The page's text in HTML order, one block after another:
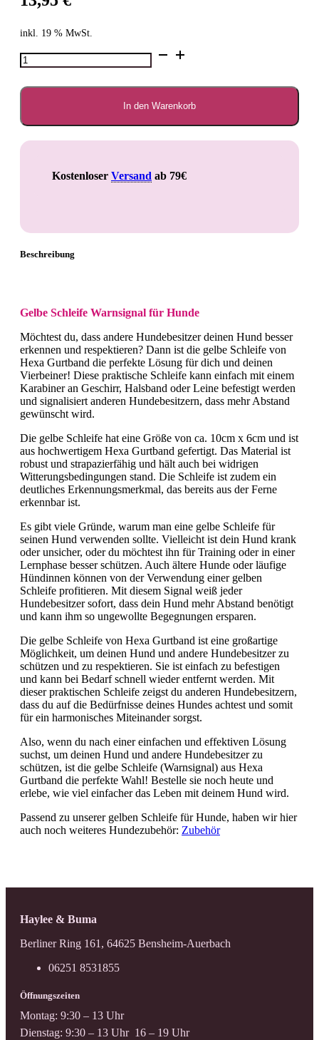
inkl. 19 % MwSt.
Gelbe
Schleife
für
In den Warenkorb
Kostenloser Versand ab 79€
Beschreibung
Gelbe Schleife Warnsignal für Hunde
Möchtest du, dass andere Hundebesitzer deinen Hund besser
erkennen und respektieren? Dann ist die gelbe Schleife von
Hexa Gurtband die perfekte Lösung für dich und deinen
Vierbeiner! Diese praktische Schleife kann einfach mit einem
Karabiner an Geschirr, Halsband oder Leine befestigt werden
und signalisiert anderen Hundebesitzern, dass mehr Abstand
gewünscht wird.
Die gelbe Schleife hat eine Größe von ca. 10cm x 6cm und ist
aus hochwertigem Hexa Gurtband gefertigt. Das Material ist
robust und strapazierfähig und hält auch bei widrigen
Witterungsbedingungen stand. Die Schleife ist zudem ein
deutliches Erkennungsmerkmal, das bereits aus der Ferne
erkennbar ist.
Es gibt viele Gründe, warum man eine gelbe Schleife für
seinen Hund verwenden sollte. Vielleicht ist dein Hund krank
oder unsicher, oder du möchtest ihn für Training oder in einer
Lernphase besser schützen. Auch ältere Hunde oder läufige
Hündinnen können von der Verwendung einer gelben
Schleife profitieren. Mit diesem Signal weiß jeder
Hundebesitzer sofort, dass dein Hund mehr Abstand benötigt
und kann ihm so ungewollte Begegnungen ersparen.
Die gelbe Schleife von Hexa Gurtband ist eine großartige
Möglichkeit, um deinen Hund und andere Hundebesitzer zu
schützen und zu respektieren. Sie ist einfach zu befestigen
und kann bei Bedarf schnell wieder entfernt werden. Mit
dieser praktischen Schleife zeigst du anderen Hundebesitzern,
dass du auf die Bedürfnisse deines Hundes achtest und somit
für ein harmonisches Miteinander sorgst.
Also, wenn du nach einer einfachen und effektiven Lösung
suchst, um deinen Hund und andere Hundebesitzer zu
schützen, ist die gelbe Schleife (Warnsignal) aus Hexa
Gurtband die perfekte Wahl! Bestelle sie noch heute und
erlebe, wie viel einfacher das Leben mit deinem Hund wird.
Passend zu unserer gelben Schleife für Hunde, haben wir hier
auch noch weiteres Hundezubehör: Zubehör
Haylee & Buma
Berliner Ring 161, 64625 Bensheim-Auerbach
06251 8531855
Öffnungszeiten
Montag: 9:30 – 13 Uhr
Dienstag: 9:30 – 13 Uhr 16 – 19 Uhr